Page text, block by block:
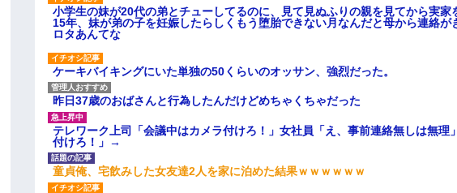
小学生の妹が20代の弟とチューしてるのに、見て見ぬふりの親を見てから実家
15年、妹が弟の子を妊娠したらしくもう堕胎できない月なんだと母から連絡
ロタあんてな
ケーキバイキングにいた単独の50くらいのオッサン、強烈だった。
昨日37歳のおばさんと行為したんだけどめちゃくちゃだった
テレワーク上司「会議中はカメラ付けろ！」女社員「え、事前連絡無しは無理
付けろ！」→
童貞俺、宅飲みした女友達2人を家に泊めた結果ｗｗｗｗｗｗ